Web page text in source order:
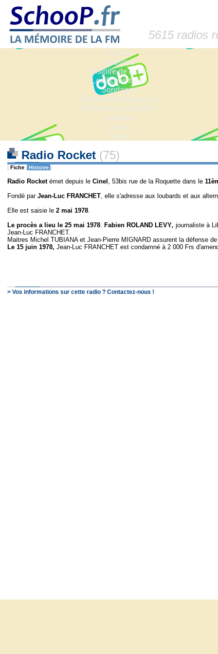
5615 radios
Accueil
Dossiers
Histoire de la FM
Les fiches radio
Sondages
Anciennes fréquences
Fréquences actuelles
Lexique
Liens
Contact
Radio Rocket (75)
| Fiche | Histoire |
Radio Rocketémet depuis le Cinel , 53bis rue de la Roquette dans le
Fondé par Jean-Luc FRANCHET, elle s'adresse aux loubards et aux
Elle est saisie le 2 mai 1978.
Le procès a lieu le 25 mai 1978. Fabien ROLAND LEVY, journaliste à
Jean-Luc FRANCHET.
Maitres Michel TUBIANA et Jean-Pierre MIGNARD assurent la défense
Le 15 juin 1978, Jean-Luc FRANCHET est condamné à 2 000 Frs
> Vos informations sur cette radio ? Contactez-nous !